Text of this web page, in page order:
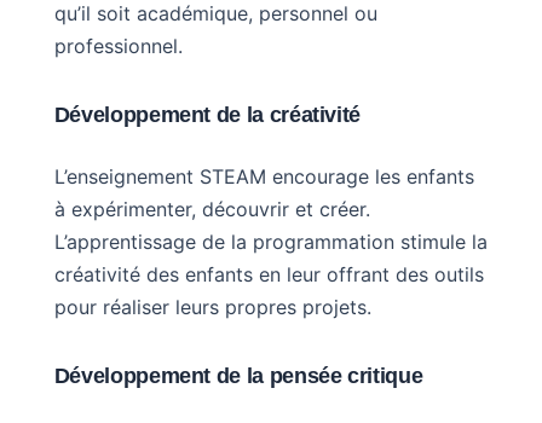
qu’il soit académique, personnel ou
professionnel.
Développement de la créativité
L’enseignement STEAM encourage les enfants
à expérimenter, découvrir et créer.
L’apprentissage de la programmation stimule la
créativité des enfants en leur offrant des outils
pour réaliser leurs propres projets.
Développement de la pensée critique